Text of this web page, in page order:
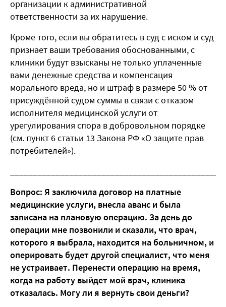
организации к административной
ответственности за их нарушение.
Кроме того, если вы обратитесь в суд с иском и суд
признает ваши требования обоснованными, с
клиники будут взысканы не только уплаченные
вами денежные средства и компенсация
морального вреда, но и штраф в размере 50 % от
присуждённой судом суммы в связи с отказом
исполнителя медицинской услуги от
урегулирования спора в добровольном порядке
(см. пункт 6 статьи 13 Закона РФ «О защите прав
потребителей»).
Вопрос: Я заключила договор на платные
медицинские услуги, внесла аванс и была
записана на плановую операцию. За день до
операции мне позвонили и сказали, что врач,
которого я выбрала, находится на больничном, и
оперировать будет другой специалист, что меня
не устраивает. Перенести операцию на время,
когда на работу выйдет мой врач, клиника
отказалась. Могу ли я вернуть свои деньги?